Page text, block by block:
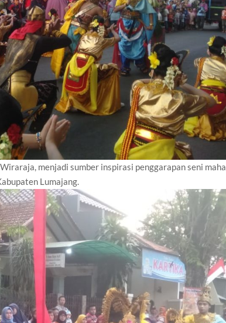
menjadi sumber inspirasi penggarapan seni maha
Lumajang.